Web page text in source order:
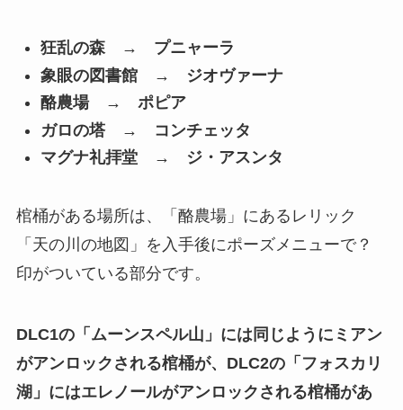
狂乱の森 → プニャーラ
象眼の図書館 → ジオヴァーナ
酪農場 → ポピア
ガロの塔 → コンチェッタ
マグナ礼拝堂 → ジ・アスンタ
棺桶がある場所は、「酪農場」にあるレリック
「天の川の地図」を入手後にポーズメニューで？
印がついている部分です。
DLC1の「ムーンスペル山」には同じようにミアン
がアンロックされる棺桶が、DLC2の「フォスカリ
湖」にはエレノールがアンロックされる棺桶があ